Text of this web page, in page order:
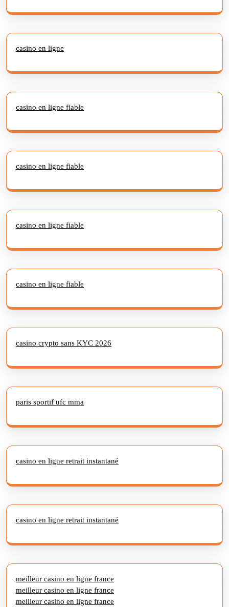
casino en ligne
casino en ligne fiable
casino en ligne fiable
casino en ligne fiable
casino en ligne fiable
casino crypto sans KYC 2026
paris sportif ufc mma
casino en ligne retrait instantané
casino en ligne retrait instantané
meilleur casino en ligne france
meilleur casino en ligne france
meilleur casino en ligne france